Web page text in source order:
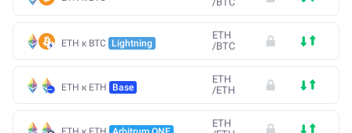
ETH к BTC Lightning
ETH
/BTC
ETH к ETH Base
ETH
/ETH
ETH